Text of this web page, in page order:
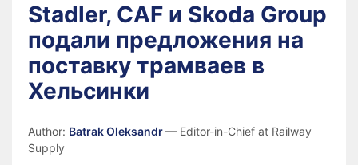
Stadler, CAF и Skoda Group
подали предложения на
поставку трамваев в
Хельсинки
Author: Batrak Oleksandr— Editor-in-Chief at Railway
Supply